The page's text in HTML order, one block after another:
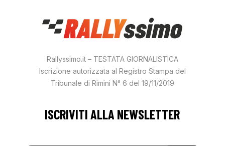
Rallyssimo.it – TESTATA GIORNALISTICA
Iscrizione autorizzata al Registro Stampa del
Tribunale di Rimini N° 6 del 19/11/2019
ISCRIVITI ALLA NEWSLETTER